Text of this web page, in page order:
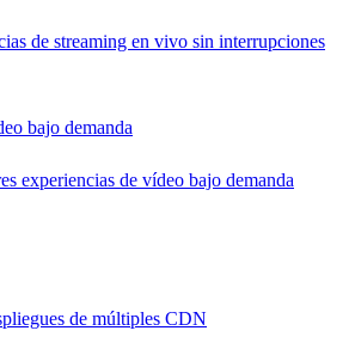
de streaming en vivo sin interrupciones
bajo demanda
experiencias de vídeo bajo demanda
de múltiples CDN